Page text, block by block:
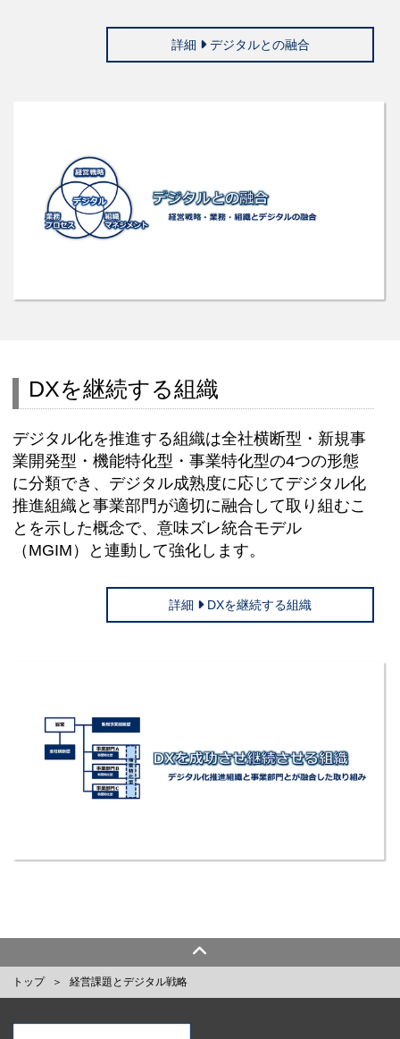
詳細 デジタルとの融合
DXを継続する組織
デジタル化を推進する組織は全社横断型・新規事
業開発型・機能特化型・事業特化型の4つの形態
に分類でき、デジタル成熟度に応じてデジタル化
推進組織と事業部門が適切に融合して取り組むこ
とを示した概念で、意味ズレ統合モデル
（MGIM）と連動して強化します。
詳細 DXを継続する組織
トップ 経営課題とデジタル戦略